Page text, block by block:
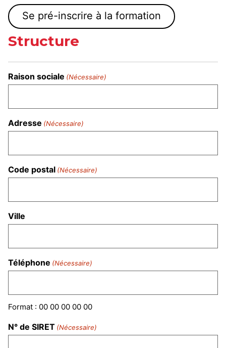
Se pré-inscrire à la formation
Structure
Raison sociale (Nécessaire)
Adresse (Nécessaire)
Code postal (Nécessaire)
Ville
Téléphone (Nécessaire)
Format : 00 00 00 00 00
N° de SIRET (Nécessaire)